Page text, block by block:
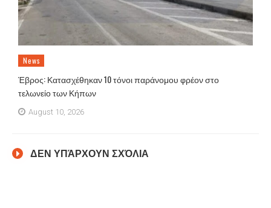
News
Έβρος: Κατασχέθηκαν 10 τόνοι παράνομου φρέον στο
τελωνείο των Κήπων
August 10, 2026
ΔΕΝ ΥΠΆΡΧΟΥΝ ΣΧΌΛΙΑ